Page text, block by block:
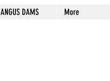
ANGUS DAMS More